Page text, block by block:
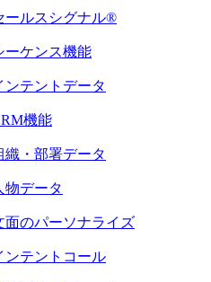
ールスシグナル®
ーケンス機能
ンテントデータ
機能
織・部署データ
物データ
面のパーソナライズ
ンテントコール